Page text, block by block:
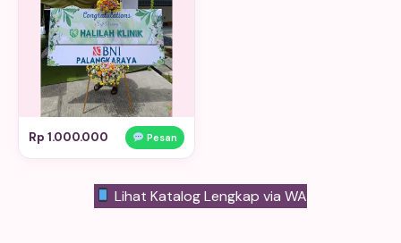
Rp 1.000.000 Pesan
Lihat Katalog Lengkap via WA